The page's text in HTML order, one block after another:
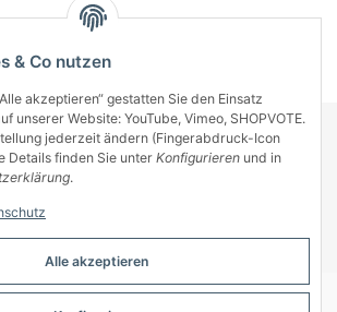
& Co nutzen
akzeptieren“ gestatten Sie den Einsatz
unserer Website: YouTube, Vimeo, SHOPVOTE.
jederzeit ändern (Fingerabdruck-Icon
Details finden Sie unter Konfigurieren und in
.
Alle akzeptieren